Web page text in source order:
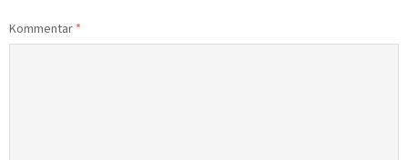
Kommentar *